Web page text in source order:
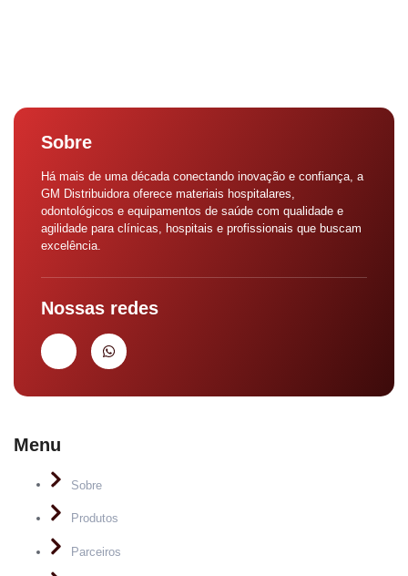
Sobre
Há mais de uma década conectando inovação e confiança, a
GM Distribuidora oferece materiais hospitalares,
odontológicos e equipamentos de saúde com qualidade e
agilidade para clínicas, hospitais e profissionais que buscam
excelência.
Nossas redes
Menu
Sobre
Produtos
Parceiros